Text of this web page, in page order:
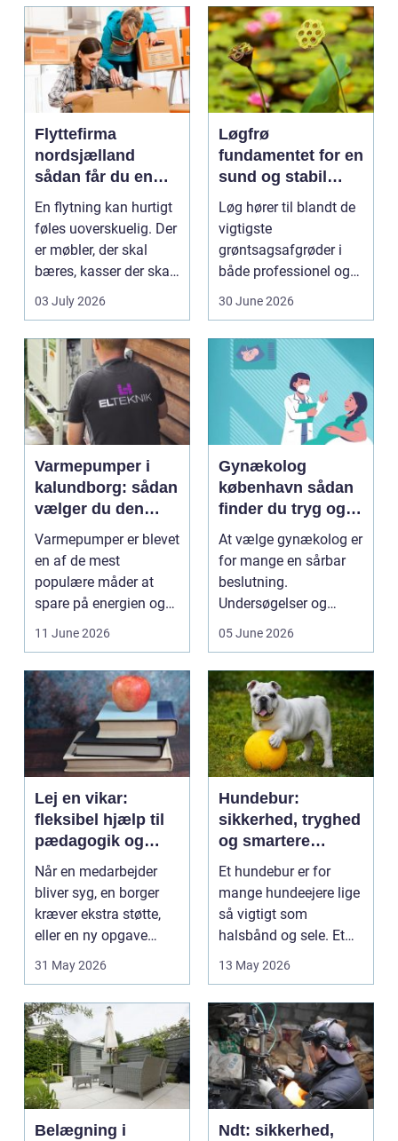
Flyttefirma
nordsjælland
sådan får du en
tryg og effektiv
flytning
En flytning kan hurtigt
føles uoverskuelig. Der
er møbler, der skal
bæres, kasser der skal
pakkes, o...
03 July 2026
Løgfrø
fundamentet for en
sund og stabil
løgavl
Løg hører til blandt de
vigtigste
grøntsagsafgrøder i
både professionel og
hobbybaseret
30 June 2026
Varmepumper i
kalundborg: sådan
vælger du den
rigtige løsning
Varmepumper er blevet
en af de mest
populære måder at
spare på energien og
få et bedre indeklima
11 June 2026
Gynækolog
københavn sådan
finder du tryg og
professionel hjælp
At vælge gynækolog er
for mange en sårbar
beslutning.
Undersøgelser og
behandlinger foregår i
05 June 2026
Lej en vikar:
fleksibel hjælp til
pædagogik og
sundhed
Når en medarbejder
bliver syg, en borger
kræver ekstra støtte,
eller en ny opgave
opstår fra dag til...
31 May 2026
Hundebur:
sikkerhed, tryghed
og smartere
hverdag med hund
Et hundebur er for
mange hundeejere lige
så vigtigt som
halsbånd og sele. Et
godt bur gi...
13 May 2026
Belægning i
Ndt: sikkerhed,